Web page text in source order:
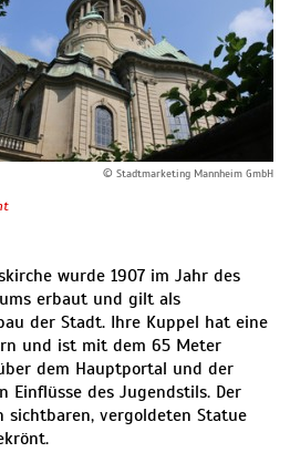
© Stadtmarketing Mannheim GmbH
wurde 1907 im Jahr des
erbaut und gilt als
der Stadt. Ihre Kuppel hat eine
und ist mit dem 65 Meter
dem Hauptportal und der
Einflüsse des Jugendstils. Der
sichtbaren, vergoldeten Statue